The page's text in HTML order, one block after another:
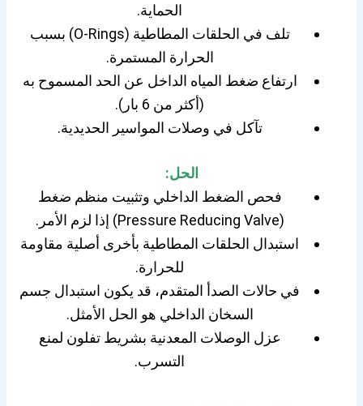
الحماية.
تلف في الحلقات المطاطية (O-Rings) بسبب
الحرارة المستمرة.
ارتفاع ضغط المياه الداخل عن الحد المسموح به
(أكثر من 6 بار).
تآكل في وصلات المواسير الحديدية.
الحل:
فحص الضغط الداخلي وتثبيت منظم ضغط
(Pressure Reducing Valve) إذا لزم الأمر.
استبدال الحلقات المطاطية بأخرى أصلية مقاومة
للحرارة.
في حالات الصدأ المتقدم، قد يكون استبدال جسم
السخان الداخلي هو الحل الأمثل.
عزل الوصلات المعدنية بشريط تفلون لمنع
التسرب.